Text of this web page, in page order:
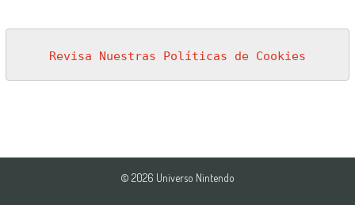
Revisa Nuestras Políticas de Cookies
© 2026 Universo Nintendo